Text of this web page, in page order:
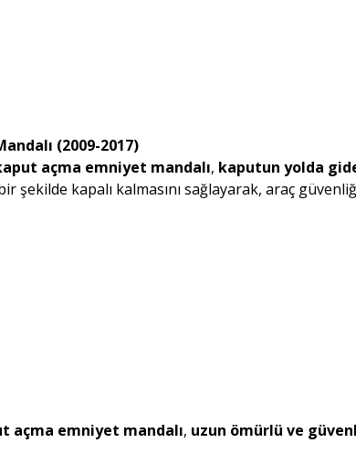
(2009-2017)
açma emniyet mandalı, kaputun yolda
kapalı kalmasını sağlayarak, araç
açma emniyet mandalı, uzun ömürlü ve